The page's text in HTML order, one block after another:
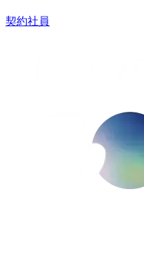
契約社員